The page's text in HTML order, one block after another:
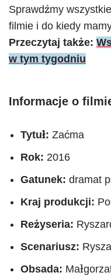
Sprawdźmy
filmie i do kiedy
Przeczytaj także:
w tym tygodniu
Informacje o
Tytuł: Zaćma
Rok: 2016
Gatunek: dramat
Kraj produkcji:
Reżyseria:
Scenariusz:
Obsada: